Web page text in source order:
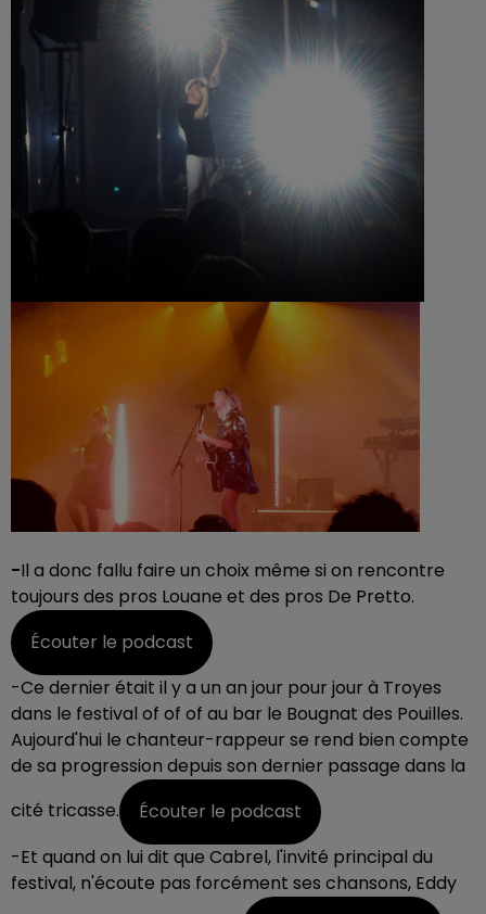
-Il a donc fallu faire un choix même si on rencontre
toujours des pros Louane et des pros De Pretto.
Écouter le podcast
-Ce dernier était il y a un an jour pour jour à Troyes
dans le festival of of of au bar le Bougnat des Pouilles.
Aujourd'hui le chanteur-rappeur se rend bien compte
de sa progression depuis son dernier passage dans la
cité tricasse.
Écouter le podcast
-Et quand on lui dit que Cabrel, l'invité principal du
festival, n'écoute pas forcément ses chansons, Eddy